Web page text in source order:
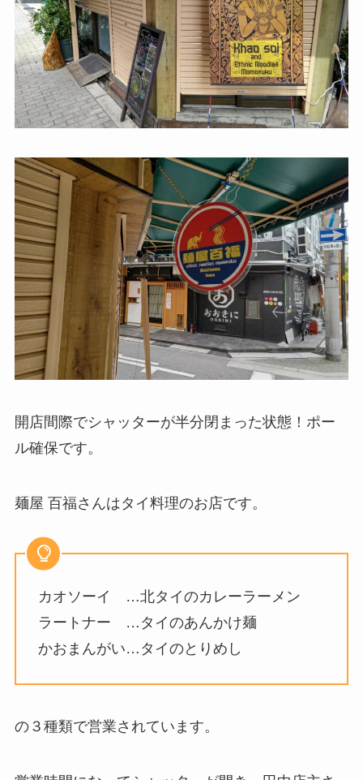
開店間際でシャッターが半分閉まった状態！ポー
ル確保です。
麺屋 百福さんはタイ料理のお店です。
カオソーイ …北タイのカレーラーメン
ラートナー …タイのあんかけ麺
かおまんがい…タイのとりめし
の３種類で営業されています。